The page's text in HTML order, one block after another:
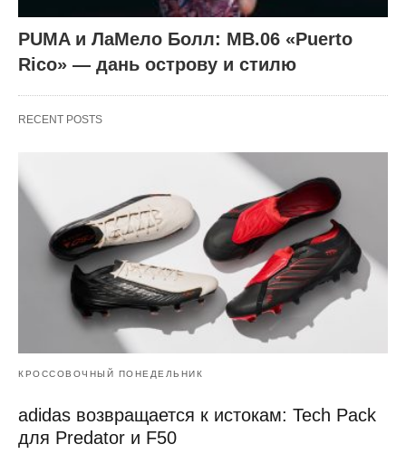
PUMA и ЛаМело Болл: MB.06 «Puerto
Rico» — дань острову и стилю
RECENT POSTS
КРОССОВОЧНЫЙ ПОНЕДЕЛЬНИК
adidas возвращается к истокам: Tech Pack
для Predator и F50